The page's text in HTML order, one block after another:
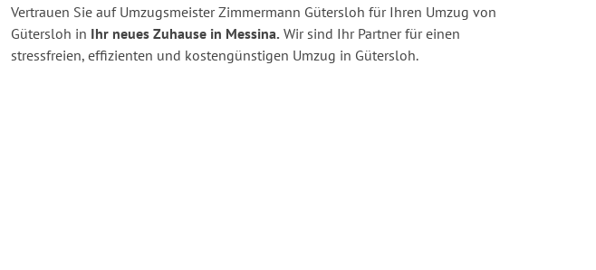
Vertrauen Sie auf Umzugsmeister Zimmermann Gütersloh für Ihren Umzug von
Gütersloh in Ihr neues Zuhause in Messina. Wir sind Ihr Partner für einen
stressfreien, effizienten und kostengünstigen Umzug in Gütersloh.